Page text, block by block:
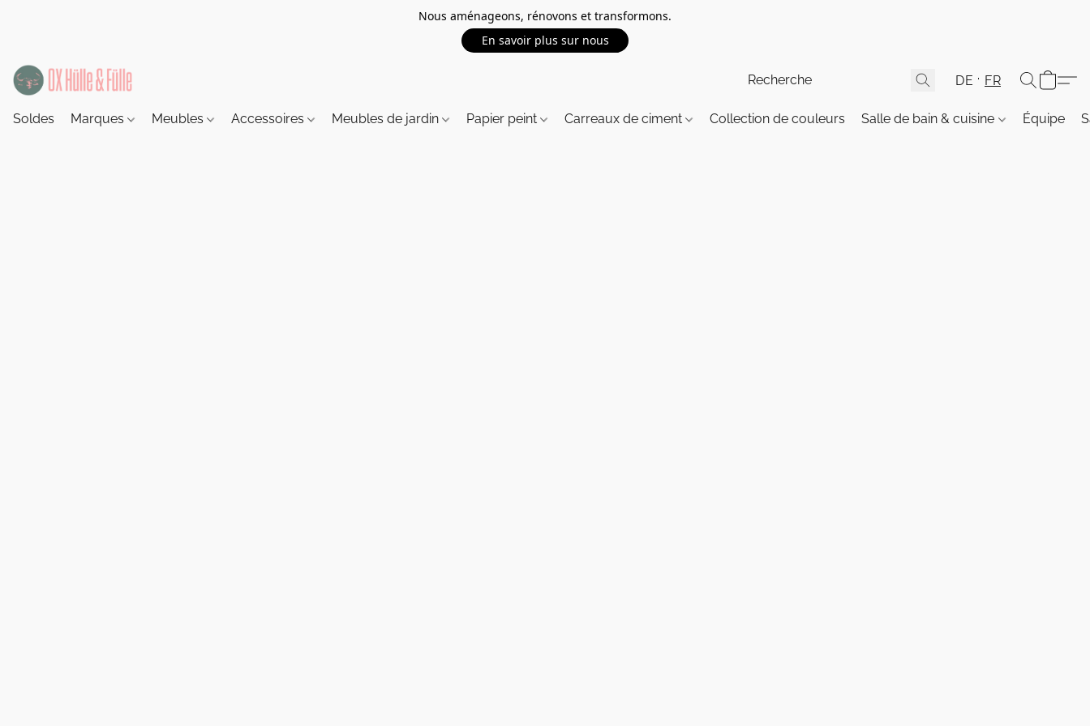
Nous aménageons, rénovons et transformons.
En savoir plus sur nous
DE FR
Soldes Marques Meubles Accessoires Meubles de jardin Papier peint Carreaux de ciment Collection de couleurs Salle de bain & cuisine Équipe